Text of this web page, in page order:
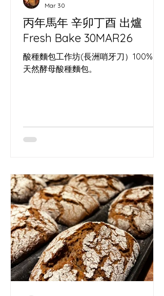
丙年馬年 辛卯丁酉 出爐
Fresh Bake 30MAR26
酸種麵包工作坊(長洲哨牙刀）100%。
天然酵母酸種麵包。
Mar 30